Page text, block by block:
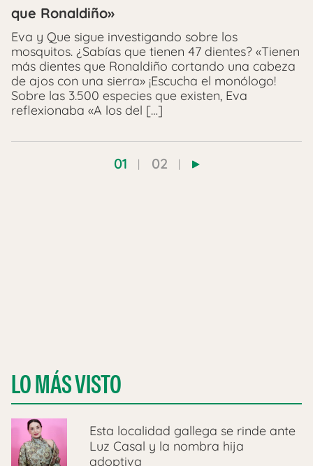
que Ronaldiño»
Eva y Que sigue investigando sobre los
mosquitos. ¿Sabías que tienen 47 dientes? «Tienen
más dientes que Ronaldiño cortando una cabeza
de ajos con una sierra» ¡Escucha el monólogo!
Sobre las 3.500 especies que existen, Eva
reflexionaba «A los del […]
01 02
LO MÁS VISTO
Esta localidad gallega se rinde ante
Luz Casal y la nombra hija
adoptiva